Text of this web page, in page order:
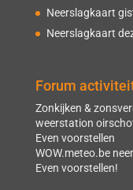
Neerslagkaart
Neerslagkaart
Forum
Zonkijken &
weerstation
Even voorstellen
WOW.meteo.be
Even voorstellen!